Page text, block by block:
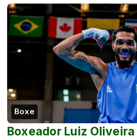
Boxe
Boxeador Luiz